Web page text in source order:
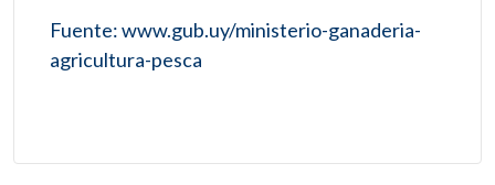
Fuente: www.gub.uy/ministerio-ganaderia-
agricultura-pesca